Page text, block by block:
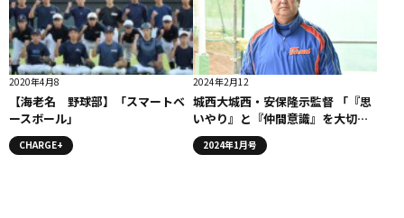
2020年4月8
【海老名 野球部】「スマートベ
ースボール」
CHARGE+
2024年2月12
城西大城西・安保隆示監督 「『思
いやり』と『仲間意識』を大切
に」
2024年1月号